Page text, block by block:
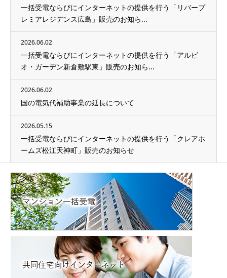
一括受電ならびにインターネットの提供を行う「リバープ
レミアレジデンス広島」販売のお知ら...
2026.06.02
一括受電ならびにインターネットの提供を行う「アルビ
オ・ガーデン新倉敷駅東」販売のお知ら...
2026.06.02
国の電気代補助事業の延長について
2026.05.15
一括受電ならびにインターネットの提供を行う「クレアホ
ームズ松江天神町」販売のお知らせ